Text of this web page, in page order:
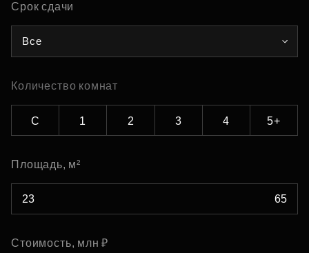
Срок сдачи
Все
Количество комнат
С 1 2 3 4 5+
Площадь, м²
Стоимость, млн ₽